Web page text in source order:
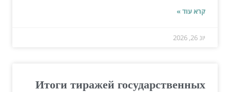
קרא עוד »
יונ 26, 2026
Итоги тиражей государственных